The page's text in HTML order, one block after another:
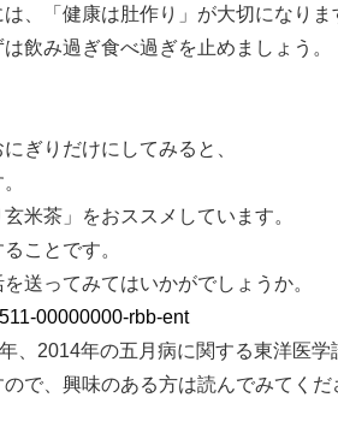
、「健康は肚作り」が大切になりま
飲み過ぎ食べ過ぎを止めましょう。
ぎりだけにしてみると、
米茶」をおススメしています。
ことです。
送ってみてはいかがでしょうか。
00000000-rbb-ent
、2014年の五月病に関する東洋医学
で、興味のある方は読んでみてくだ